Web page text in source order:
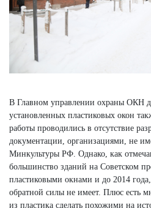
В Главном управлении охраны ОКН
установленных пластиковых окон
работы проводились в отсутствие
документации, организациями, не
Минкультуры РФ. Однако, как
большинство зданий на Советском
пластиковыми окнами и до 2014 года,
обратной силы не имеет. Плюс есть
из пластика сделать похожими на